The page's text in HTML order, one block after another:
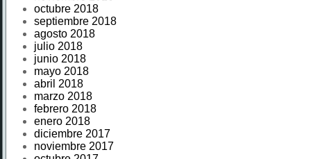
octubre 2018
septiembre 2018
agosto 2018
julio 2018
junio 2018
mayo 2018
abril 2018
marzo 2018
febrero 2018
enero 2018
diciembre 2017
noviembre 2017